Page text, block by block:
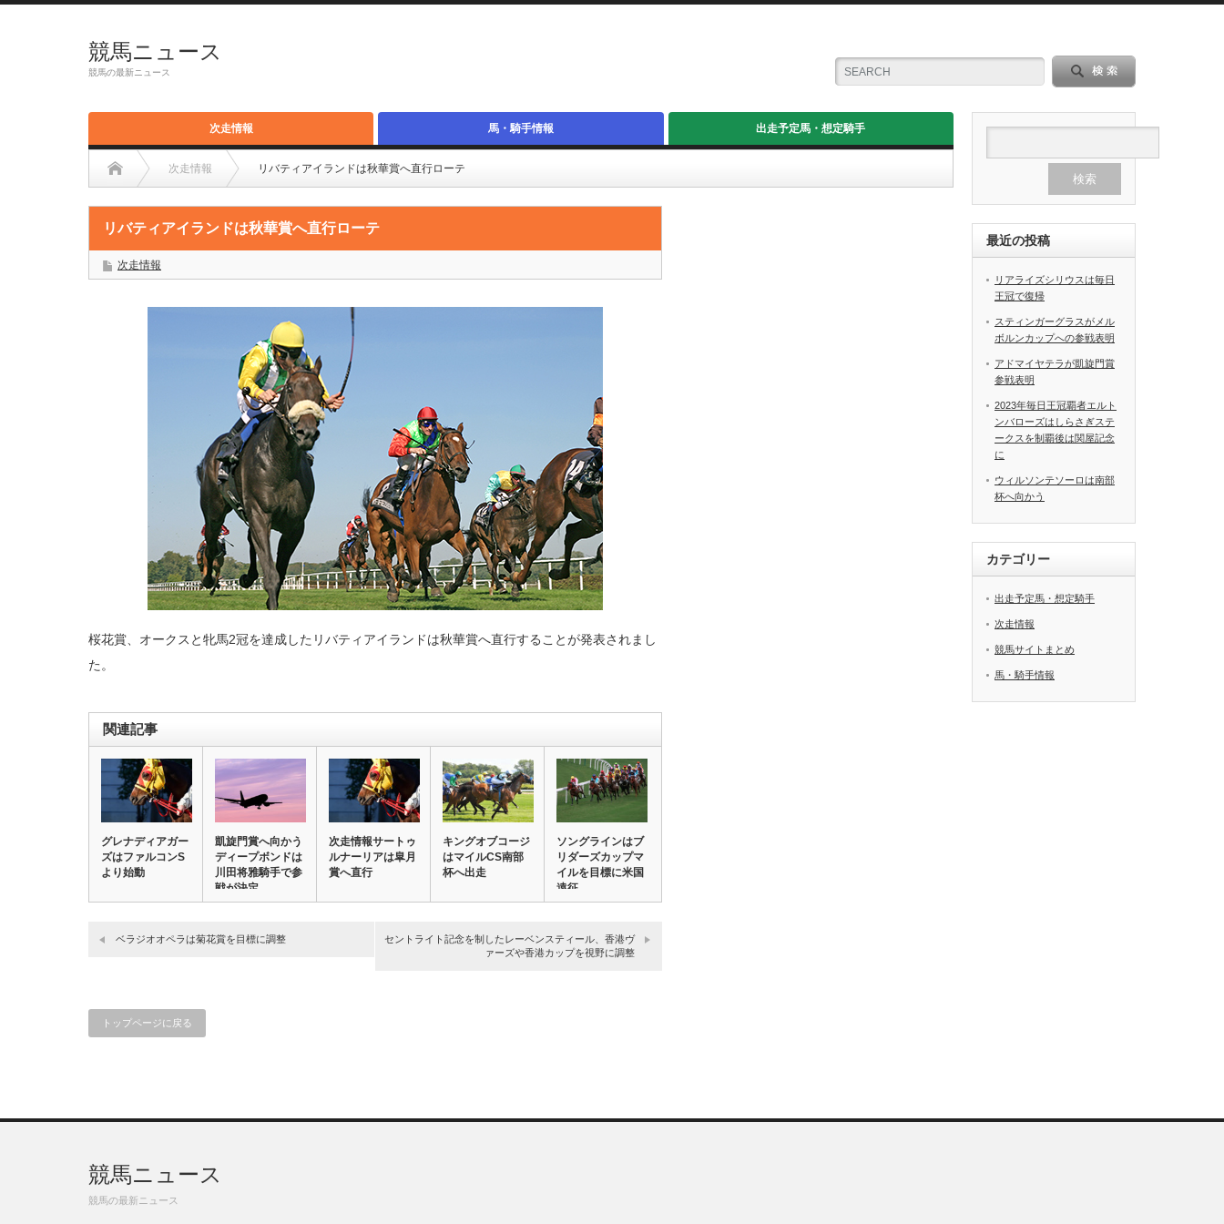
競馬ニュース
競馬の最新ニュース
次走情報 馬・騎手情報 出走予定馬・想定騎手
次走情報 リバティアイランドは秋華賞へ直行ローテ
リバティアイランドは秋華賞へ直行ローテ
次走情報
桜花賞、オークスと牝馬2冠を達成したリバティアイランドは秋華賞へ直行することが発表されまし
た。
関連記事
グレナディアガー
ズはファルコンS
より始動
凱旋門賞へ向かう
ディープボンドは
川田将雅騎手で参
戦が決定
次走情報サートゥ
ルナーリアは皐月
賞へ直行
キングオブコージ
はマイルCS南部
杯へ出走
ソングラインはブ
リダーズカップマ
イルを目標に米国
遠征
ベラジオオペラは菊花賞を目標に調整
セントライト記念を制したレーベンスティール、香港ヴ
ァーズや香港カップを視野に調整
トップページに戻る
最近の投稿
リアライズシリウスは毎日
王冠で復帰
スティンガーグラスがメル
ボルンカップへの参戦表明
アドマイヤテラが凱旋門賞
参戦表明
2023年毎日王冠覇者エルト
ンバローズはしらさぎステ
ークスを制覇後は関屋記念
に
ウィルソンテソーロは南部
杯へ向かう
カテゴリー
出走予定馬・想定騎手
次走情報
競馬サイトまとめ
馬・騎手情報
競馬ニュース
競馬の最新ニュース